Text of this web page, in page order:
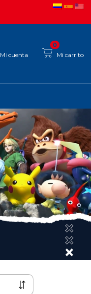
Mi cuenta Mi carrito
0